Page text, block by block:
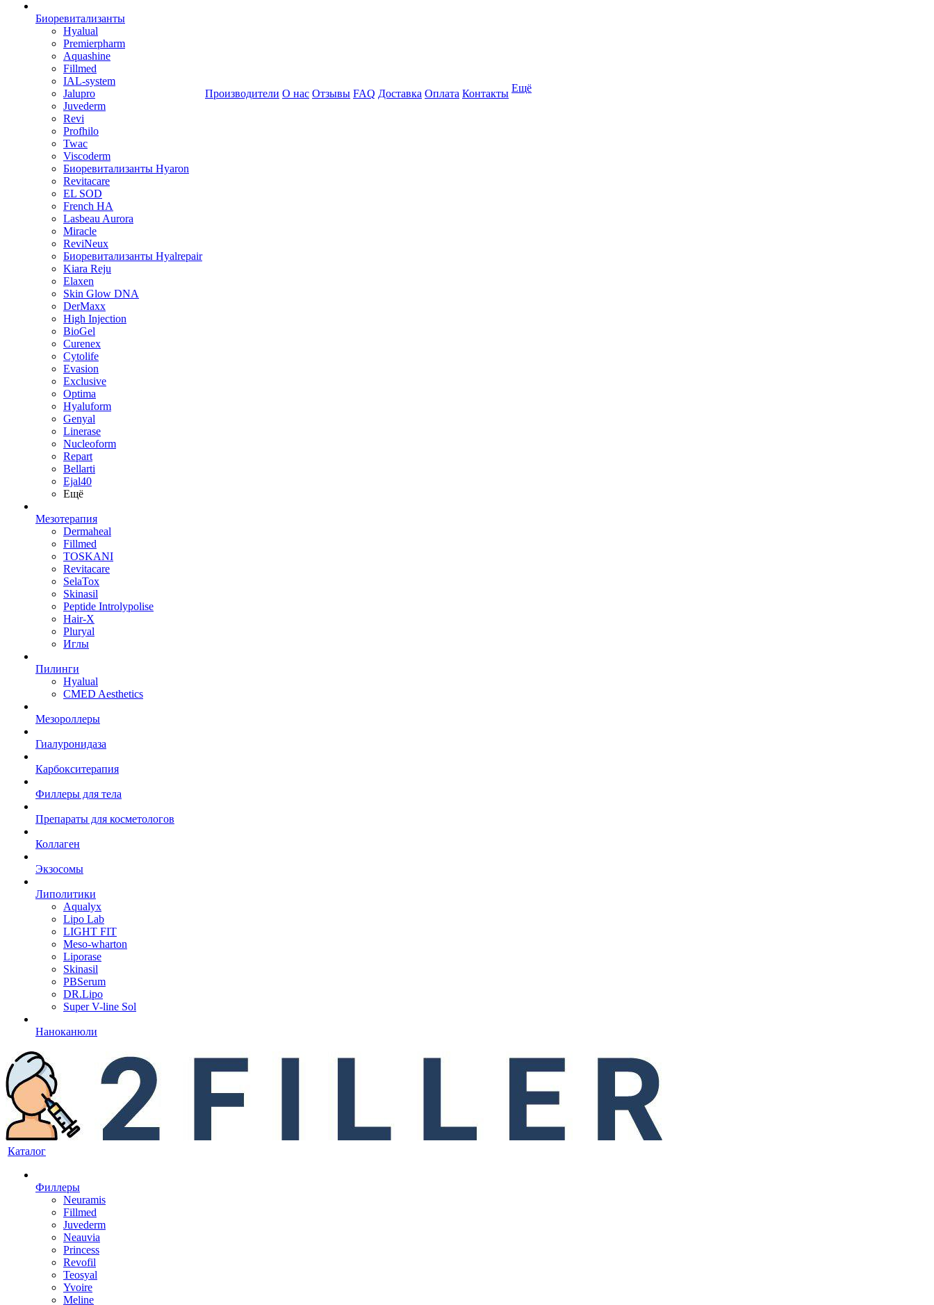
Биоревитализанты
Hyalual
Premierpharm
Aquashine
Fillmed
IAL-system
Jalupro
Juvederm
Revi
Profhilo
Twac
Viscoderm
Биоревитализанты Hyaron
Revitacare
EL SOD
French HA
Lasbeau Aurora
Miracle
ReviNeux
Биоревитализанты Hyalrepair
Kiara Reju
Elaxen
Skin Glow DNA
DerMaxx
High Injection
BioGel
Curenex
Cytolife
Evasion
Exclusive
Optima
Hyaluform
Genyal
Linerase
Nucleoform
Repart
Bellarti
Ejal40
Ещё
Мезотерапия
Dermaheal
Fillmed
TOSKANI
Revitacare
SelaTox
Skinasil
Peptide Introlypolise
Hair-X
Pluryal
Иглы
Пилинги
Hyalual
CMED Aesthetics
Мезороллеры
Гиалуронидаза
Карбокситерапия
Филлеры для тела
Препараты для косметологов
Коллаген
Экзосомы
Липолитики
Aqualyx
Lipo Lab
LIGHT FIT
Meso-wharton
Liporase
Skinasil
PBSerum
DR.Lipo
Super V-line Sol
Наноканюли
Производители О нас Отзывы FAQ Доставка Оплата Контакты Ещё
Каталог
Филлеры
Neuramis
Fillmed
Juvederm
Neauvia
Princess
Revofil
Teosyal
Yvoire
Meline